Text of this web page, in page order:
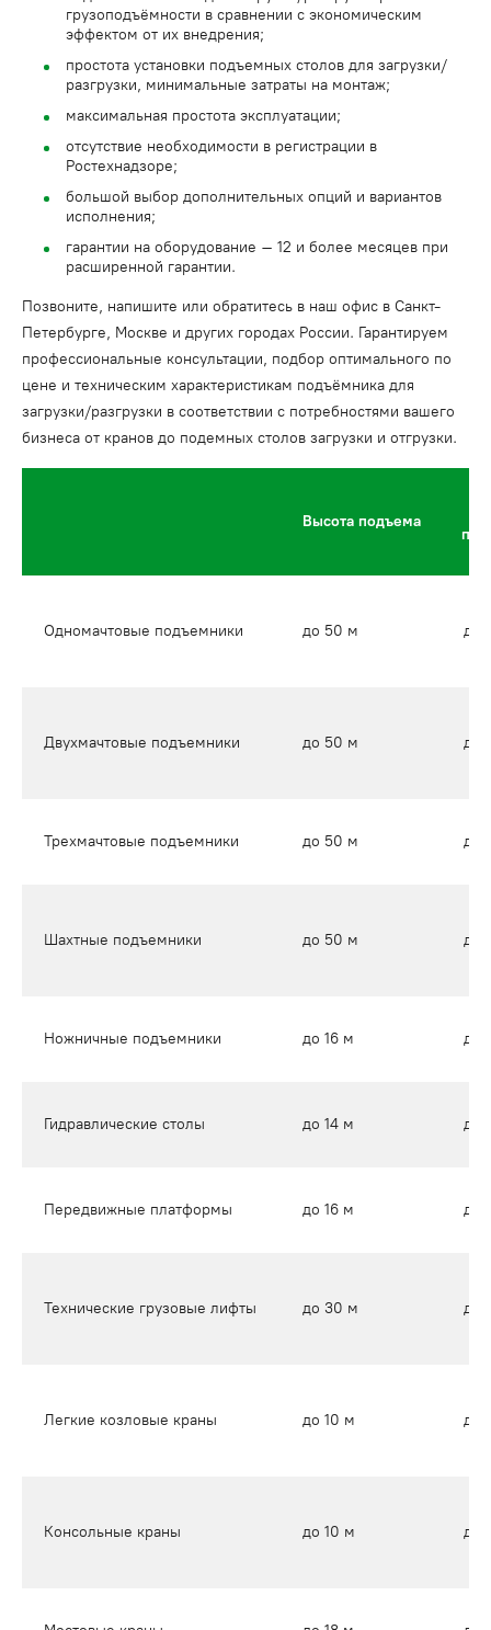
грузоподъёмности в сравнении с экономическим
эффектом от их внедрения;
простота установки подъемных столов для загрузки/
разгрузки, минимальные затраты на монтаж;
максимальная простота эксплуатации;
отсутствие необходимости в регистрации в
Ростехнадзоре;
большой выбор дополнительных опций и вариантов
исполнения;
гарантии на оборудование – 12 и более месяцев при
расширенной гарантии.
Позвоните, напишите или обратитесь в наш офис в Санкт-
Петербурге, Москве и других городах России. Гарантируем
профессиональные консультации, подбор оптимального по
цене и техническим характеристикам подъёмника для
загрузки/разгрузки в соответствии с потребностями вашего
бизнеса от кранов до подемных столов загрузки и отгрузки.
Высота подъема
Одномачтовые подъемники до 50 м до
Двухмачтовые подъемники до 50 м до
Трехмачтовые подъемники до 50 м до
Шахтные подъемники до 50 м до
Ножничные подъемники до 16 м до
Гидравлические столы до 14 м до
Передвижные платформы до 16 м до
Технические грузовые лифты до 30 м до
Легкие козловые краны до 10 м до
Консольные краны до 10 м до